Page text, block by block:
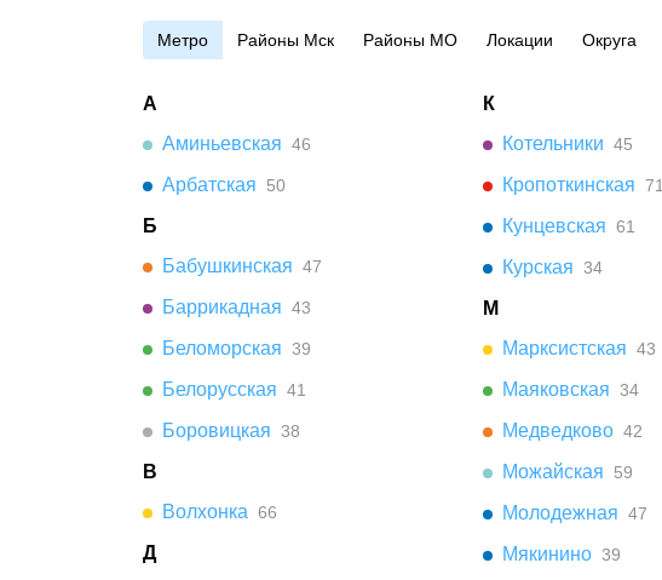
Метро Районы Мск Районы МО Локации Округа
А
Аминьевская 46
Арбатская 50
Б
Бабушкинская 47
Баррикадная 43
Беломорская 39
Белорусская 41
Боровицкая 38
В
Волхонка 66
Д
К
Котельники 45
Кропоткинская 71
Кунцевская 61
Курская 34
М
Марксистская 43
Маяковская 34
Медведково 42
Можайская 59
Молодежная 47
Мякинино 39